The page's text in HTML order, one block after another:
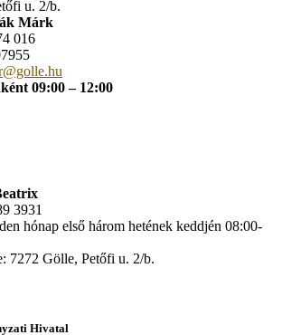
u. 2/b.
Márk
016
09:00 – 12:00
3931
hónap első három hetének keddjén 08:00-
7272 Gölle, Petőfi u. 2/b.
Hivatal